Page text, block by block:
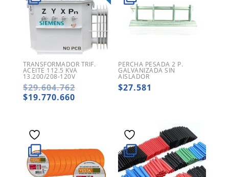
TRANSFORMADOR TRIF.
ACEITE 112.5 KVA
13.200/208-120V
$29.604.762El
precio
$19.770.660El
$19.770.660.
PERCHA PESADA 2 P.
GALVANIZADA SIN
AISLADOR
$27.581